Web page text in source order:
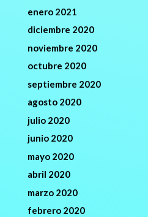
enero 2021
diciembre 2020
noviembre 2020
octubre 2020
septiembre 2020
agosto 2020
julio 2020
junio 2020
mayo 2020
abril 2020
marzo 2020
febrero 2020